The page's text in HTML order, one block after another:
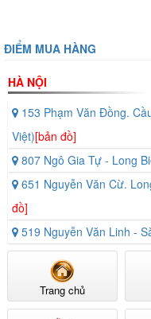
ĐIỂM MUA HÀNG
HÀ NỘI
153 Phạm Văn Đồng.
Việt)[bản đồ]
807 Ngô Gia Tự - Long
651 Nguyễn Văn Cừ.
đồ]
519 Nguyễn Văn Linh -
Trang chủ